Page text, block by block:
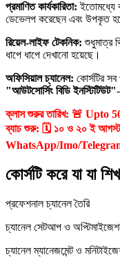
প্রমাণিত কার্যকারিতা: ইতোমধ্যে
ডেভেলপ করেছেন এবং উপকৃত
রিয়েল-লাইফ টেকনিক: শুধুমাত্র
ধাপে ধাপে দেখানো হয়েছে।
অফিসিয়াল চ্যানেল: কোর্সটির
"আউটসোর্সিং বিডি ইনস্টিটিউট"
ক্লাস শুরুর তারিখ: 🚨 Upto
ব্যাচ শুরু: 🗓️ ১০ ও ২০ ই আগস্ট
WhatsApp/Imo/
কোর্সটি করে যা যা
প্রফেশনাল চ্যানেল তৈরি
চ্যানেল সেটআপ ও
চ্যানেল ম্যানেজমেন্ট ও